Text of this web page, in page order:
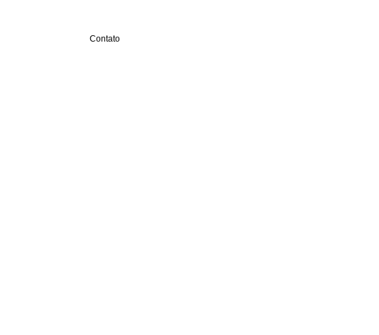
Contato